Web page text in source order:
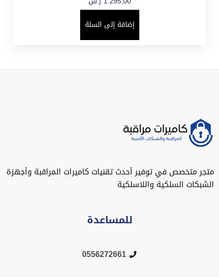
إضافة إلى السلة
متجر متخصص في توفير أحدث تقنيات كاميرات المراقبة وأجهزة
الشبكات السلكية واللاسلكية
للمساعدة
0556272661